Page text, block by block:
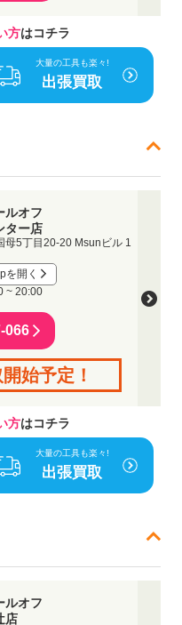
方はコチラ
大量の工具も楽々!
出張買取
ルオフ
ター店
母5丁目20-20 Msunビル 1
を開く
~ 20:00
066
始予定！
方はコチラ
大量の工具も楽々!
出張買取
ルオフ
店